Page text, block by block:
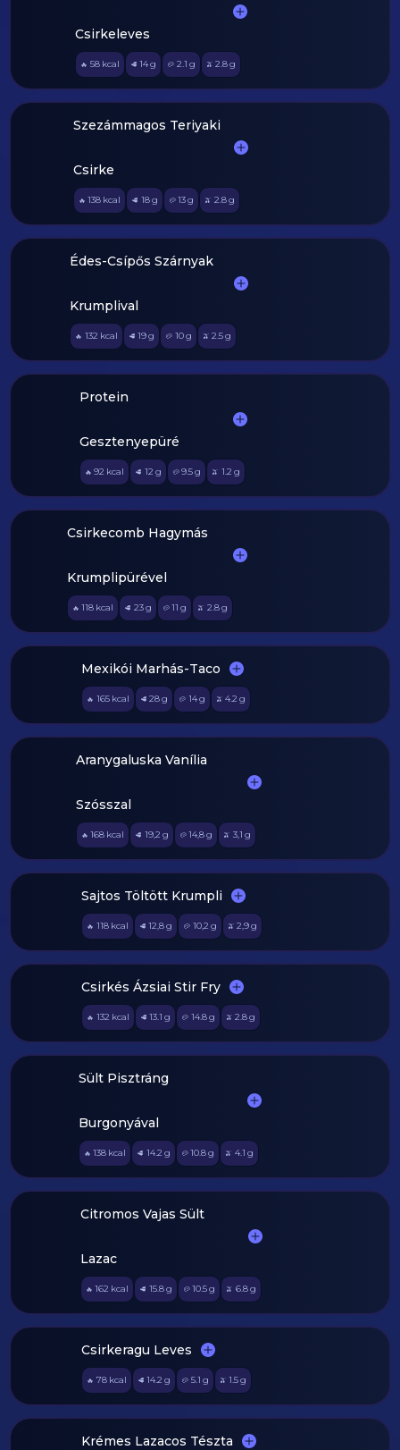
Csirkeleves
🔥 58 kcal 🥩 14g 🥔 2.1 g 🫒 2.8g
Szezámmagos Teriyaki
Csirke
🔥 138 kcal 🥩 18g 🥔 13g 🫒 2.8g
Édes-Csípős Szárnyak
Krumplival
🔥 132 kcal 🥩 19g 🥔 10g 🫒 2.5g
Protein
Gesztenyepüré
🔥 92 kcal 🥩 12 g 🥔 9.5g 🫒 1.2 g
Csirkecomb Hagymás
Krumplipürével
🔥 118 kcal 🥩 23g 🥔 11 g 🫒 2.8g
Mexikói Marhás-Taco
🔥 165 kcal 🥩 28g 🥔 14g 🫒 4.2 g
Aranygaluska Vanília
Szósszal
🔥 168 kcal 🥩 19,2 g 🥔 14,8g 🫒 3,1 g
Sajtos Töltött Krumpli
🔥 118 kcal 🥩 12,8g 🥔 10,2 g 🫒 2,9g
Csirkés Ázsiai Stir Fry
🔥 132 kcal 🥩 13.1 g 🥔 14.8g 🫒 2.8g
Sült Pisztráng
Burgonyával
🔥 138 kcal 🥩 14.2 g 🥔 10.8g 🫒 4.1 g
Citromos Vajas Sült
Lazac
🔥 162 kcal 🥩 15.8g 🥔 10.5g 🫒 6.8g
Csirkeragu Leves
🔥 78 kcal 🥩 14.2 g 🥔 5.1 g 🫒 1.5g
Krémes Lazacos Tészta